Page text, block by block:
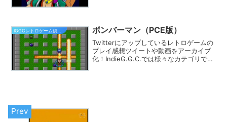
IGGCレトロゲーム倶楽部 ボンバーマン（PCE版）
Twitterにアップしているレトロゲームの
プレイ感想ツイートや動画をアーカイブ
化！IndieG.G.C.では様々なカテゴリでプ